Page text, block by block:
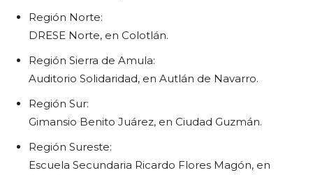
Región Norte:
DRESE Norte, en Colotlán.
Región Sierra de Amula:
Auditorio Solidaridad, en Autlán de Navarro.
Región Sur:
Gimansio Benito Juárez, en Ciudad Guzmán.
Región Sureste:
Escuela Secundaria Ricardo Flores Magón, en